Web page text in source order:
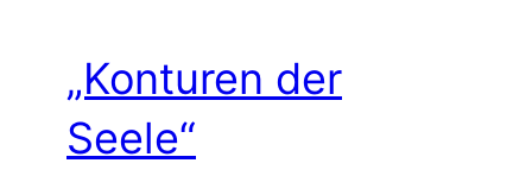
„Konturen der
Seele“